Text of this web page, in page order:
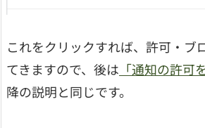
これをクリックすれば、許可・ブ
てきますので、後は 「通知の許可
降の説明と同じです。